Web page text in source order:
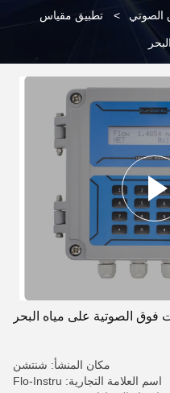
الصوتي > تطبيق مقياس
الصوتية على مياه البحر
مكان المنشأ: شنتشن
اسم العلامة التجارية: Flo-Instru